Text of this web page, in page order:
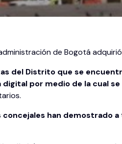
de Bogotá adquirió
del Distrito que se
por medio de la cual
concejales han demostrado